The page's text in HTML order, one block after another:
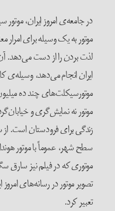
در جامعه‌ی امروز ایران،
موتور به یک وسیله برای
لذت بردن را از دست می‌دهد.
ایران انجام می‌دهد، وسیله‌ی
موتورسیکلت‌های چند ده
موتور نه نمایش‌گری و
زندگی برای فرودستان است.
سطح شهر، عموماً با موتور
موتوری که در فیلم نیز
تصویر موتور در رسانه‌های
تعبیر کرد.